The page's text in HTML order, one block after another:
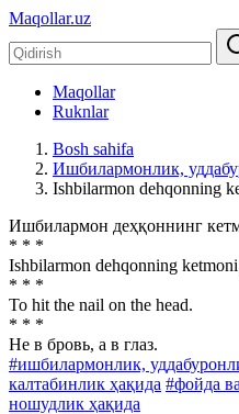
Maqollar.uz
Maqollar
Ruknlar
Bosh sahifa
Ишбилармонлик,
Ishbilarmon dehqonning
Ишбилармон деҳқоннинг
* * *
Ishbilarmon dehqonning
* * *
To hit the nail on the head.
* * *
Нe в бровь, а в глаз.
#ишбилармонлик,
калтабинлик ҳақида #фойда
ношудлик ҳақида